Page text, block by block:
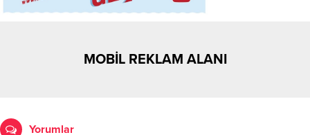
MOBİL REKLAM ALANI
Yorumlar